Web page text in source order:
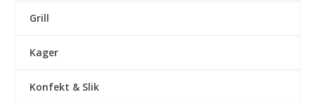
Grill
Kager
Konfekt & Slik